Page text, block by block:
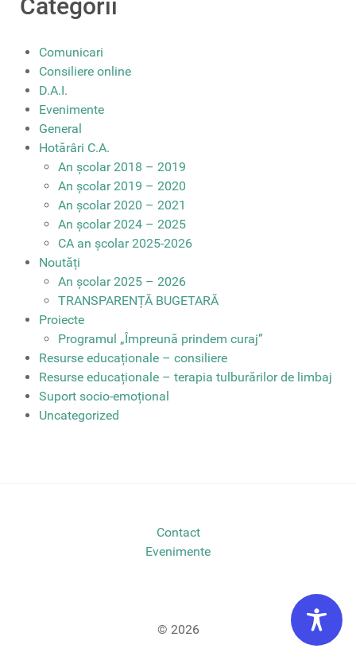
Categorii
Comunicari
Consiliere online
D.A.I.
Evenimente
General
Hotărâri C.A.
An școlar 2018 – 2019
An școlar 2019 – 2020
An școlar 2020 – 2021
An școlar 2024 – 2025
CA an școlar 2025-2026
Noutăți
An școlar 2025 – 2026
TRANSPARENȚĂ BUGETARĂ
Proiecte
Programul „Împreună prindem curaj”
Resurse educaționale – consiliere
Resurse educaționale – terapia tulburărilor de limbaj
Suport socio-emoțional
Uncategorized
Contact
Evenimente
© 2026